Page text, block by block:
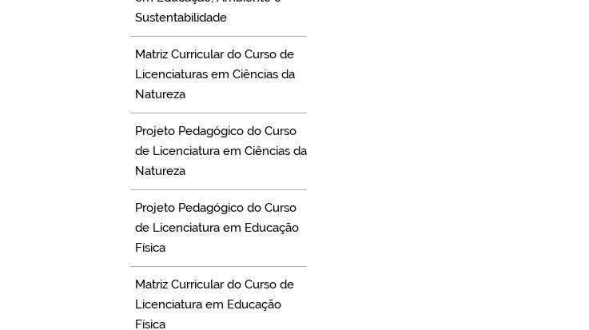
Sustentabilidade
Matriz Curricular do Curso de
Licenciaturas em Ciências da
Natureza
Projeto Pedagógico do Curso
de Licenciatura em Ciências da
Natureza
Projeto Pedagógico do Curso
de Licenciatura em Educação
Física
Matriz Curricular do Curso de
Licenciatura em Educação
Física